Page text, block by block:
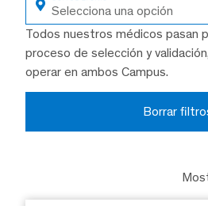
Selecciona una opción
Todos nuestros médicos pasan
proceso de selección y
operar en ambos Campus.
Borrar